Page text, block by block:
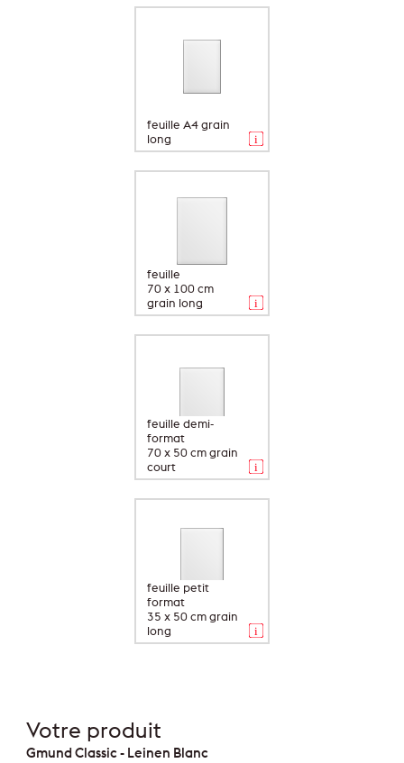
feuille A4 grain
long
feuille
70 x 100 cm
grain long
feuille demi-
format
70 x 50 cm grain
court
feuille petit
format
35 x 50 cm grain
long
Votre produit
Gmund Classic - Leinen Blanc